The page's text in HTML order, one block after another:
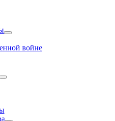
войне